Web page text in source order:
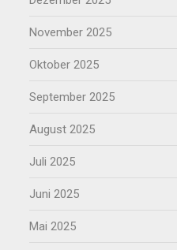
November 2025
Oktober 2025
September 2025
August 2025
Juli 2025
Juni 2025
Mai 2025